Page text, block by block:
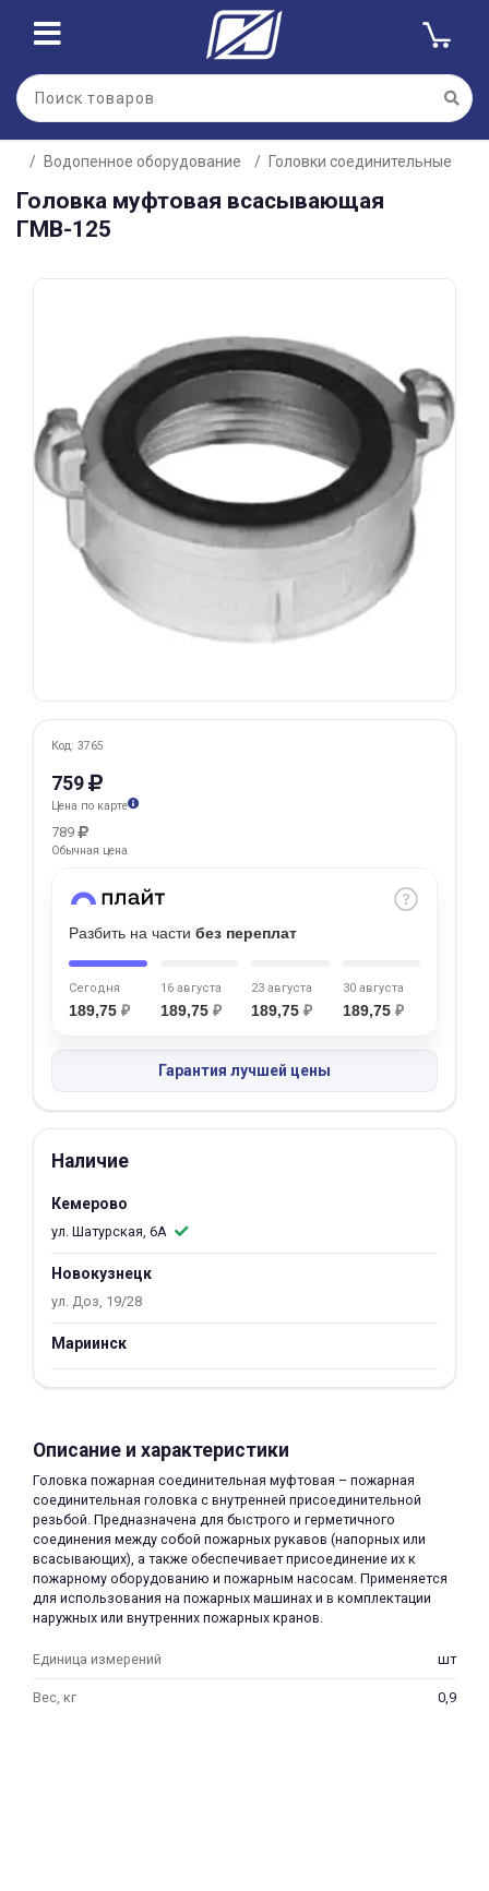
Водопенное оборудование Головки соединительные
Головка муфтовая всасывающая
ГМВ-125
Код: 3765
759
Цена по карте
789
Обычная цена
Разбить на части без переплат
Сегодня
189,75 ₽
16 августа
189,75 ₽
23 августа
189,75 ₽
30 августа
189,75 ₽
Гарантия лучшей цены
Наличие
Кемерово
ул. Шатурская, 6А
Новокузнецк
ул. Доз, 19/28
Мариинск
Описание и характеристики
Головка пожарная соединительная муфтовая – пожарная
соединительная головка с внутренней присоединительной
резьбой. Предназначена для быстрого и герметичного
соединения между собой пожарных рукавов (напорных или
всасывающих), а также обеспечивает присоединение их к
пожарному оборудованию и пожарным насосам. Применяется
для использования на пожарных машинах и в комплектации
наружных или внутренних пожарных кранов.
Единица измерений шт
Вес, кг 0,9
Для клиентов всех банков
Разбейте
оплатуна части
График платежей
25%
Добавляйте товары
в корзину
Оплачивайте сегодня только
% картой любого банка
Получайте товар
выбранный способом
Оставшиеся
списываться
Подробнее
об оплате Плайтом
25
недели
Остались вопросы?